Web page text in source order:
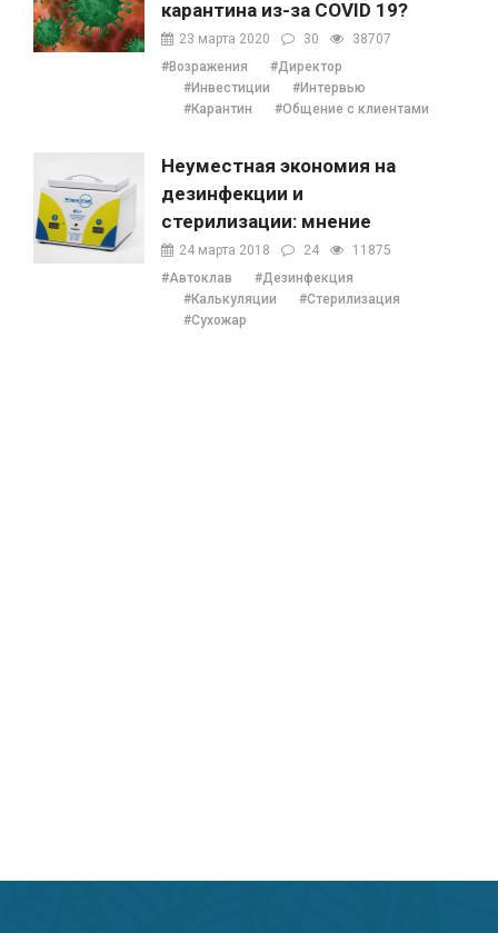
карантина из-за COVID 19?
23 марта 2020 30
38707
#Возражения
#Директор
#Инвестиции
#Интервью
#Карантин
#Общение с клиентами
Неуместная экономия на
дезинфекции и
стерилизации: мнение
Наталии Ушецкой
24 марта 2018 24
11875
#Автоклав
#Дезинфекция
#Калькуляции
#Стерилизация
#Сухожар